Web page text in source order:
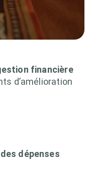
financière
d’amélioration
dépenses